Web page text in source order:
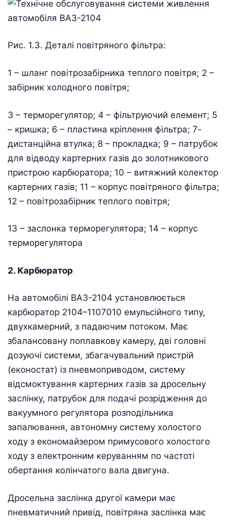
Рис. 1.3. Деталі повітряного фільтра:
1 – шланг повітрозабірника теплого повітря; 2 –
забірник холодного повітря;
3 – терморегулятор; 4 – фільтруючий елемент; 5
– кришка; 6 – пластина кріплення фільтра; 7-
дистанційна втулка; 8 – прокладка; 9 – патрубок
для відводу картерних газів до золотникового
пристрою карбюратора; 10 – витяжний колектор
картерних газів; 11 – корпус повітряного фільтра;
12 – повітрозабірник теплого повітря;
13 – заслонка терморегулятора; 14 – корпус
терморегулятора
2. Карбюратор
На автомобілі ВАЗ-2104 установлюється
карбюратор 2104–1107010 емульсійного типу,
двухкамерний, з падаючим потоком. Має
збалансовану поплавкову камеру, дві головні
дозуючі системи, збагачувальний пристрій
(еконостат) із пневмоприводом, систему
відсмоктування картерних газів за дросельну
заслінку, патрубок для подачі розрідження до
вакуумного регулятора розподільника
запалювання, автономну систему холостого
ходу з економайзером примусового холостого
ходу з електронним керуванням по частоті
обертання колінчатого вала двигуна.
Дросельна заслінка другої камери має
пневматичний привід, повітряна заслінка має